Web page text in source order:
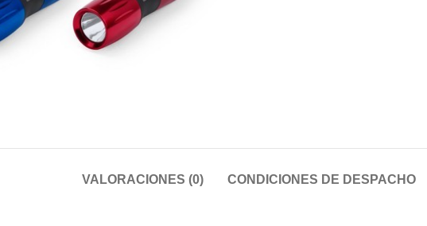
VALORACIONES (0) CONDICIONES DE DESPACHO